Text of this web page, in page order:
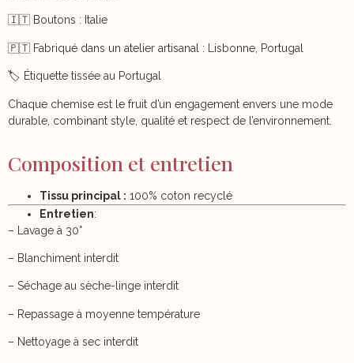
🇮🇹 Boutons : Italie
🇵🇹 Fabriqué dans un atelier artisanal : Lisbonne, Portugal
🏷️ Étiquette tissée au Portugal
Chaque chemise est le fruit d’un engagement envers une mode
durable, combinant style, qualité et respect de l’environnement.
Composition et entretien
Tissu principal : 100% coton recyclé
Entretien:
– Lavage à 30°
– Blanchiment interdit
– Séchage au sèche-linge interdit
– Repassage à moyenne température
– Nettoyage à sec interdit